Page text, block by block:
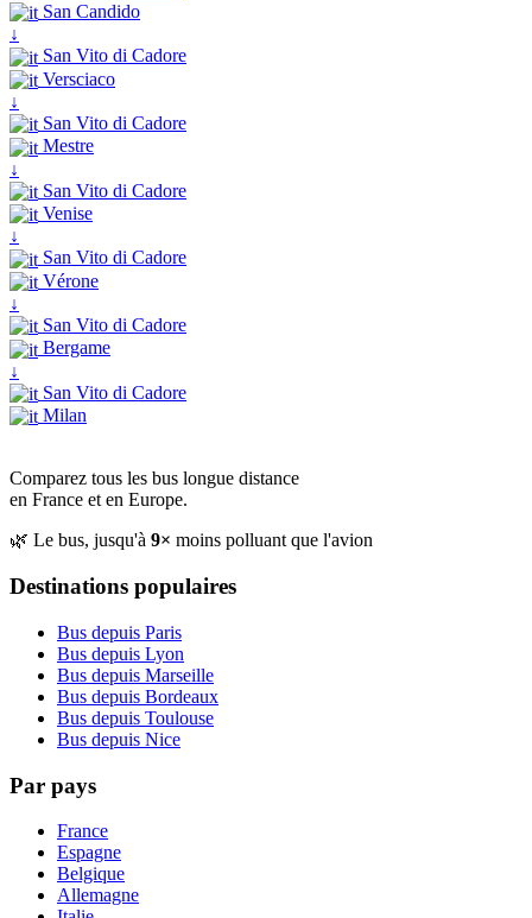
San Candido
↓
San Vito di Cadore
Versciaco
↓
San Vito di Cadore
Mestre
↓
San Vito di Cadore
Venise
↓
San Vito di Cadore
Vérone
↓
San Vito di Cadore
Bergame
↓
San Vito di Cadore
Milan
Comparez tous les bus longue distance
en France et en Europe.
🌿 Le bus, jusqu'à 9× moins polluant que l'avion
Destinations populaires
Bus depuis Paris
Bus depuis Lyon
Bus depuis Marseille
Bus depuis Bordeaux
Bus depuis Toulouse
Bus depuis Nice
Par pays
France
Espagne
Belgique
Allemagne